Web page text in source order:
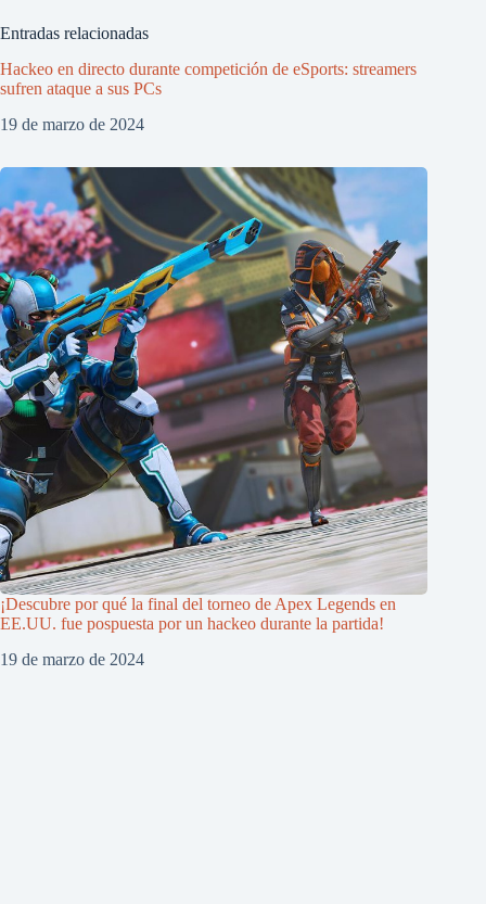
Entradas relacionadas
Hackeo en directo durante competición de eSports: streamers
sufren ataque a sus PCs
19 de marzo de 2024
¡Descubre por qué la final del torneo de Apex Legends en
EE.UU. fue pospuesta por un hackeo durante la partida!
19 de marzo de 2024